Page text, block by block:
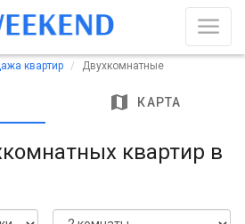
квартир Двухкомнатные
map КАРТА
квартир в